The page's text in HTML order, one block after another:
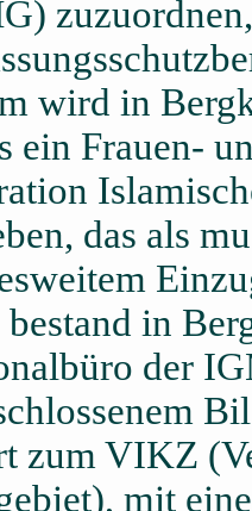
wird in
ein Frauen-
das als
bestand in
der
zum VIKZ
mit